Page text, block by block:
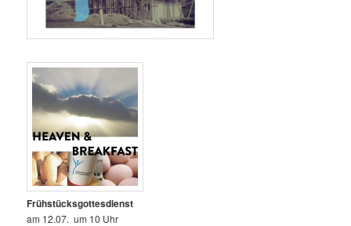
Frühstücksgottesdienst
am 12.07. um 10 Uhr